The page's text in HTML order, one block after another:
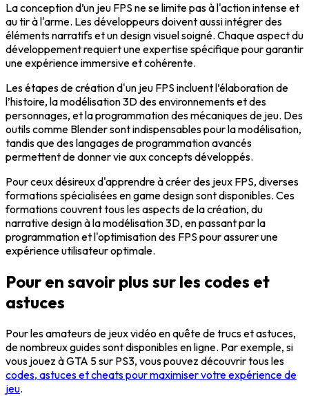
La conception d’un jeu FPS ne se limite pas à l'actionintense et
au tir à l'arme. Les développeurs doivent aussi intégrerdes
éléments narratifset un design visuel soigné. Chaque aspect du
développement requiert une expertise spécifique pour garantir
une expérience immersive et cohérente.
Les étapes de création d'un jeu FPS incluent l’élaboration de
l’histoire, la modélisation 3D des environnements et des
personnages, et la programmation des mécaniques de jeu. Des
outils comme Blender sont indispensables pour la modélisation,
tandis que des langages de programmation avancés
permettent de donner vie aux concepts développés.
Pour ceux désireux d'apprendre à créer des jeux FPS, diverses
formations spécialisées en game design sont disponibles. Ces
formations couvrent tous les aspects de la création, du
narrative design à la modélisation 3D, en passant par la
programmation et l'optimisation des FPS pour assurer une
expérience utilisateur optimale.
Pour en savoir plus sur les codes et
astuces
Pour les amateurs de jeux vidéo en quête detrucs et astuces,
de nombreux guides sont disponibles en ligne. Par exemple, si
vous jouez à GTA 5 sur PS3, vous pouvez découvrir tous les
codes, astuces et cheats pour maximiser votre expérience de
jeu.